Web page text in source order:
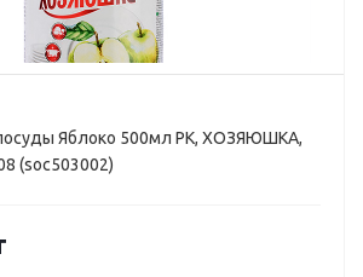
Яблоко 500мл РК, ХОЗЯЮШКА,
(soc503002)